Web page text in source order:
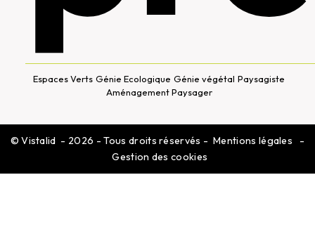
Espaces Verts Génie Ecologique Génie végétal Paysagiste
Aménagement Paysager
©Vistalid - 2026 - Tous droits réservés - Mentions légales
-
Gestion des cookies